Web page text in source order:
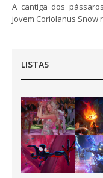
A cantiga dos
jovem Coriolanus Snow
LISTAS